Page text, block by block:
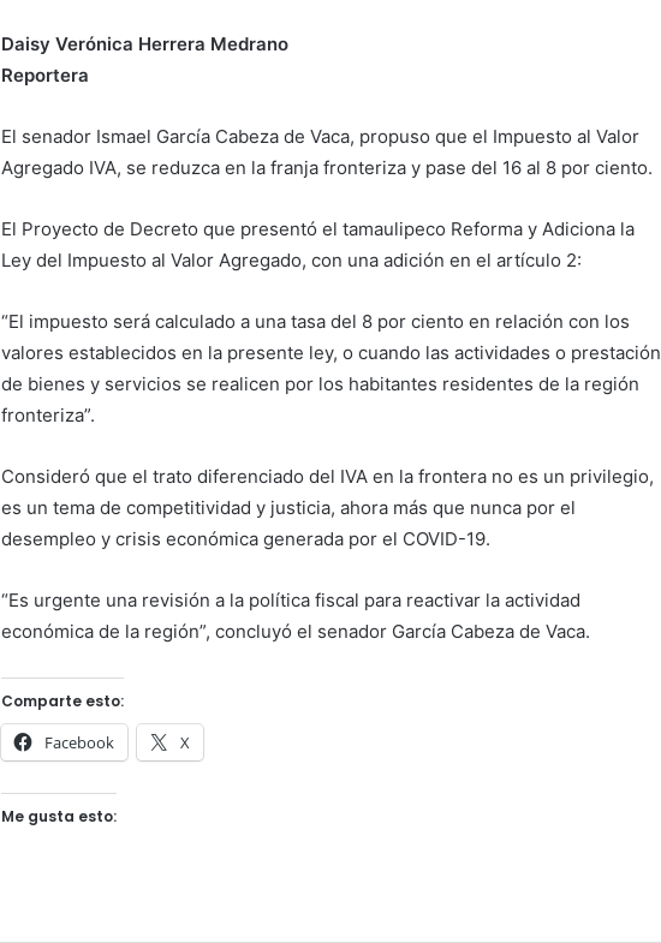
Daisy Verónica Herrera Medrano
Reportera
El senador Ismael García Cabeza de Vaca, propuso que el Impuesto al Valor
Agregado IVA, se reduzca en la franja fronteriza y pase del 16 al 8 por ciento.
El Proyecto de Decreto que presentó el tamaulipeco Reforma y Adiciona la
Ley del Impuesto al Valor Agregado, con una adición en el artículo 2:
“El impuesto será calculado a una tasa del 8 por ciento en relación con los
valores establecidos en la presente ley, o cuando las actividades o prestación
de bienes y servicios se realicen por los habitantes residentes de la región
fronteriza”.
Consideró que el trato diferenciado del IVA en la frontera no es un privilegio,
es un tema de competitividad y justicia, ahora más que nunca por el
desempleo y crisis económica generada por el COVID-19.
“Es urgente una revisión a la política fiscal para reactivar la actividad
económica de la región”, concluyó el senador García Cabeza de Vaca.
Comparte esto:
Facebook X
Me gusta esto: